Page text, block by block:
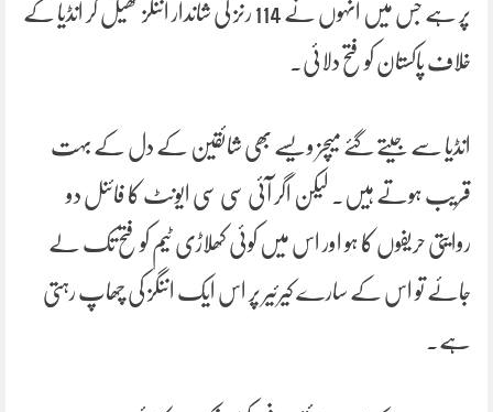
پر ہے جس میں انہوں نے 114 رنز کی شاندار اننگز کھیل کر انڈیا کے
خلاف پاکستان کو فتح دلائی۔
انڈیا سے جیتے گئے میچز ویسے بھی شائقین کے دل کے بہت
قریب ہوتے ہیں۔ لیکن اگر آئی سی سی ایونٹ کا فائنل دو
روایتی حریفوں کا ہو اور اس میں کوئی کھلاڑی ٹیم کو فتح تک لے
جائے تو اس کے سارے کیرئیر پر اس ایک اننگز کی چھاپ رہتی
ہے۔